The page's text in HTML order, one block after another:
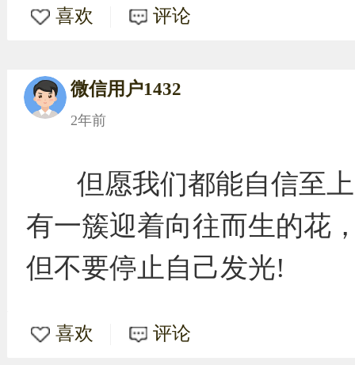
喜欢 评论
微信用户1432
2年前
但愿我们都能自信至
有一簇迎着向往而生的花
但不要停止自己发光!
喜欢 评论